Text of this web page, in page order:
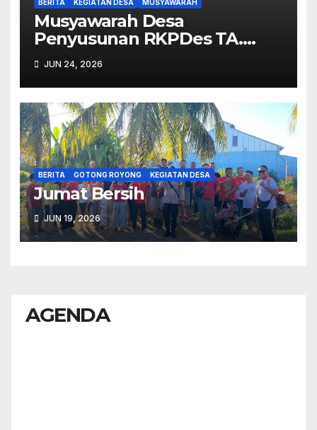
BERITA KEGIATAN DESA MUSYAWARAH
Musyawarah Desa
Penyusunan RKPDes TA.
2027.
JUN 24, 2026
BERITA GOTONG ROYONG KEGIATAN DESA
Jumat Bersih
JUN 19, 2026
AGENDA